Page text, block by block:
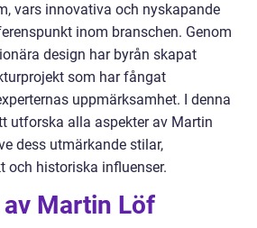
vars innovativa och nyskapande
inom branschen. Genom
design har byrån skapat
som har fångat
uppmärksamhet. I denna
utforska alla aspekter av Martin
dess utmärkande stilar,
och historiska influenser.
Martin Löf